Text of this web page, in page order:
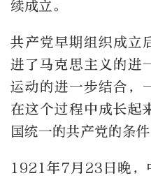
续成立。
共产党早期组织成立
进了马克思主义的进
运动的进一步结合，
在这个过程中成长起
国统一的共产党的条
1921年7月23日晚，